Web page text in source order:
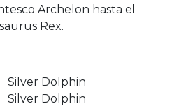
Archelon hasta el
Rex.
Silver Dolphin
Silver Dolphin